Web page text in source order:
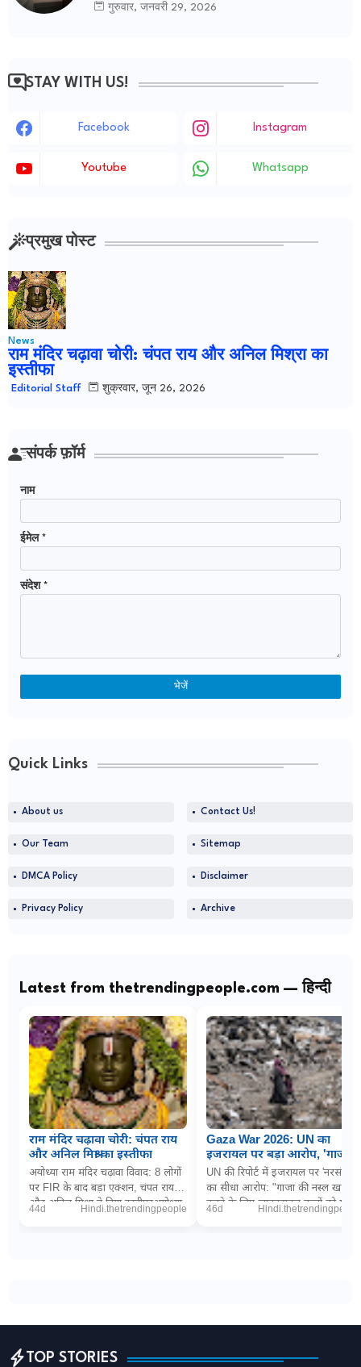
गुरुवार, जनवरी 29, 2026
STAY WITH US!
Facebook Instagram
Youtube Whatsapp
प्रमुख पोस्ट
News
राम मंदिर चढ़ावा चोरी: चंपत राय और अनिल मिश्रा का
इस्तीफा
Editorial Staff शुक्रवार, जून 26, 2026
संपर्क फ़ॉर्म
नाम
ईमेल *
संदेश *
Quick Links
About us Contact Us!
Our Team Sitemap
DMCA Policy Disclaimer
Privacy Policy Archive
Latest from thetrendingpeople.com — हिन्दी
राम मंदिर चढ़ावा चोरी: चंपत राय
और अनिल मिश्रा का इस्तीफा
अयोध्या राम मंदिर चढ़ावा विवाद: 8 लोगों
पर FIR के बाद बड़ा एक्शन, चंपत राय
और अनिल मिश्रा ने दिया इस्तीफाअयोध्या
44d Hindi.thetrendingpeople
Gaza War 2026: UN का
इजरायल पर बड़ा आरोप, 'गाजा में
नरसंहार के लिए बच्चों को
जानबूझकर बना रहे निशाना'
UN की रिपोर्ट में इजरायल पर 'नरसंहार'
का सीधा आरोप: "गाजा की नस्ल खत्म
करने के लिए जानबूझकर बच्चों को मार
46d
TOP STORIES